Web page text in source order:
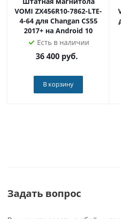
видеорегистратора.
Радио
Головное устройство
более стабильным и чётким.
возможность редактировать
имеется встроенная функция
VOMI ZX456R10-7862-LTE-
4-64 для Changan CS55
2017+ на Android 10
Есть в наличии
36 400руб.
В корзину
Задать вопрос